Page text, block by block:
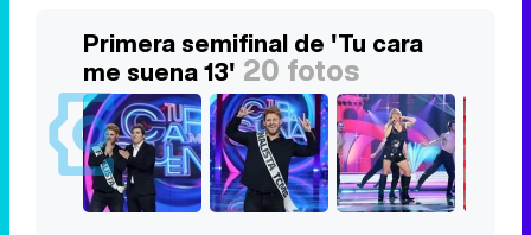
Primera semifinal de 'Tu cara
me suena 13' 20 fotos